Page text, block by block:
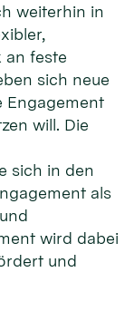
weiterhin in
an feste
sich neue
Engagement
will. Die
sich in den
als
wird dabei
und